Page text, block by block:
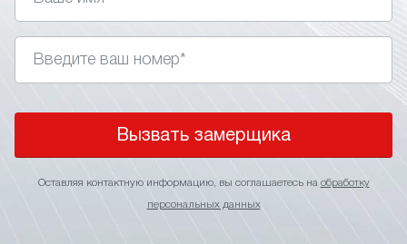
Вызвать замерщика
Оставляя контактную информацию, вы соглашаетесь на обработку
персональных данных